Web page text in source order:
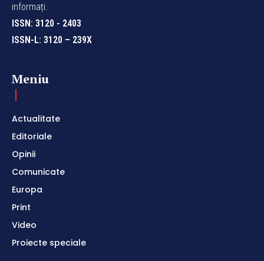
informați.
ISSN: 3120 - 2403
ISSN-L: 3120 – 239X
Meniu
Actualitate
Editoriale
Opinii
Comunicate
Europa
Print
Video
Proiecte speciale